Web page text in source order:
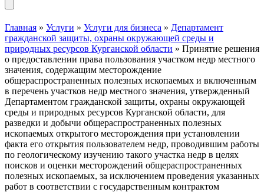
Главная » Услуги » Услуги для бизнеса » Департамент
гражданской защиты, охраны окружающей среды и
природных ресурсов Курганской области » Принятие решения
о предоставлении права пользования участком недр местного
значения, содержащим месторождение
общераспространенных полезных ископаемых и включенным
в перечень участков недр местного значения, утвержденный
Департаментом гражданской защиты, охраны окружающей
среды и природных ресурсов Курганской области, для
разведки и добычи общераспространенных полезных
ископаемых открытого месторождения при установлении
факта его открытия пользователем недр, проводившим работы
по геологическому изучению такого участка недр в целях
поисков и оценки месторождений общераспространенных
полезных ископаемых, за исключением проведения указанных
работ в соответствии с государственным контрактом